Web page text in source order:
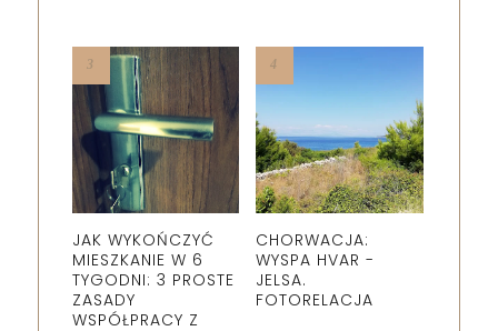
JAK WYKOŃCZYĆ
MIESZKANIE W 6
TYGODNI: 3 PROSTE
ZASADY
WSPÓŁPRACY Z
CHORWACJA:
WYSPA HVAR -
JELSA.
FOTORELACJA